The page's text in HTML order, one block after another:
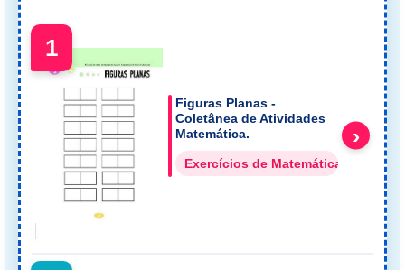
1
Figuras Planas -
Coletânea de Atividades
Matemática.
Exercícios de Matemática Formas
›